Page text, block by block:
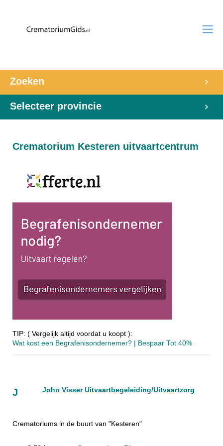
Zoeken
Selecteer provincie
Crematorium Kesteren uitvaartcentrum
TIP: ( Vergelijk altijd voordat u koopt ):
Wat kost een Begrafenisondernemer? | Bespaar Tot 40%‎
J John Visser Uitvaartbegeleiding/Uitvaartzorg
Crematoriums in de buurt van "Kesteren"